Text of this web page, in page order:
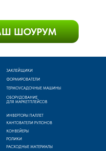
ЗАКЛЕЙЩИКИ
ФОРМИРОВАТЕЛИ
ТЕРМОУСАДОЧНЫЕ МАШИНЫ
ОБОРУДОВАНИЕ
ДЛЯ МАРКЕТПЛЕЙСОВ
ИНВЕРТОРЫ ПАЛЛЕТ
КАНТОВАТЕЛИ РУЛОНОВ
КОНВЕЙЕРЫ
РОЛИКИ
РАСХОДНЫЕ МАТЕРИАЛЫ